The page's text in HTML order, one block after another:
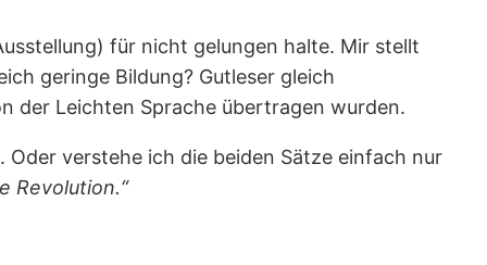
für nicht gelungen halte. Mir stellt
geringe Bildung? Gutleser gleich
der Leichten Sprache übertragen wurden.
verstehe ich die beiden Sätze einfach nur
Revolution.“